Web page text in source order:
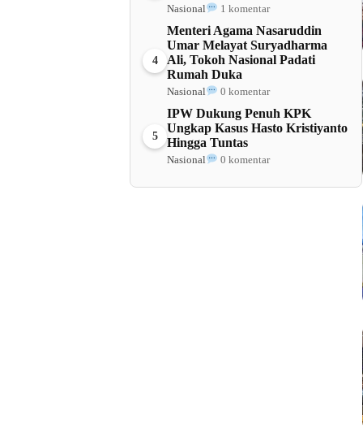
Nasional 1 komentar
4
Menteri Agama Nasaruddin
Umar Melayat Suryadharma
Ali, Tokoh Nasional Padati
Rumah Duka
Nasional 0 komentar
5
IPW Dukung Penuh KPK
Ungkap Kasus Hasto Kristiyanto
Hingga Tuntas
Nasional 0 komentar